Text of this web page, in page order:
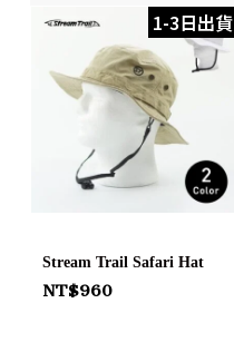
1-3日出貨
Stream Trail Safari Hat
NT$960